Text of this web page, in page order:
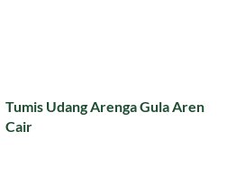
Tumis Udang Arenga Gula Aren
Cair